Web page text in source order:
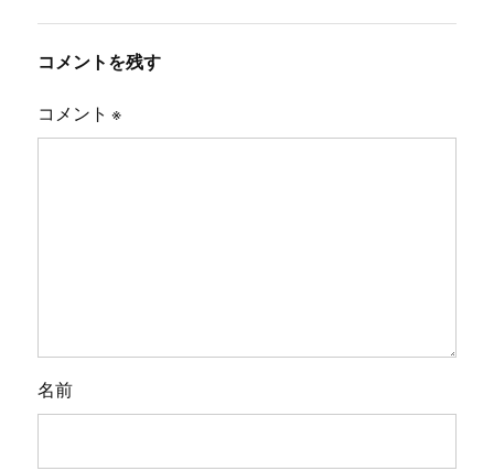
コメントを残す
コメント ※
名前